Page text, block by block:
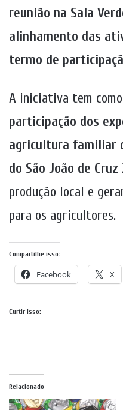
reunião na Sala
alinhamento das
termo de
A iniciativa tem como
participação dos
agricultura familiar
do São João de Cruz
produção local e
para os agricultores.
Compartilhe isso:
Facebook X
Curtir isso:
Relacionado